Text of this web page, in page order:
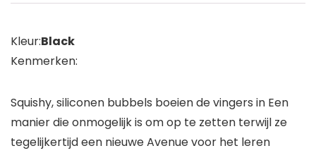
Kleur:Black
Kenmerken:
Squishy, ​​siliconen bubbels boeien de vingers in Een
manier die onmogelijk is om op te zetten terwijl ze
tegelijkertijd een nieuwe Avenue voor het leren